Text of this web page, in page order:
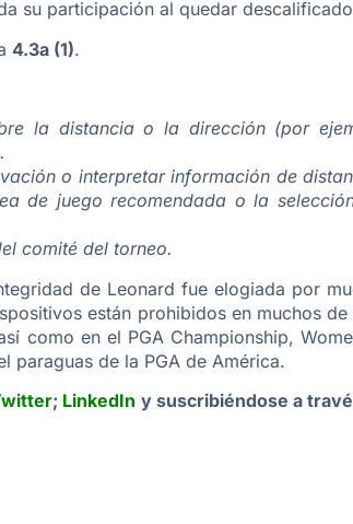
su participación al quedar
4.3a (1).
la distancia o la dirección (por
o interpretar información de
de juego recomendada o la
comité del torneo.
de Leonard fue elogiada por
están prohibidos en muchos
como en el PGA Championship,
paraguas de la PGA de América.
; LinkedIn y suscribiéndose a